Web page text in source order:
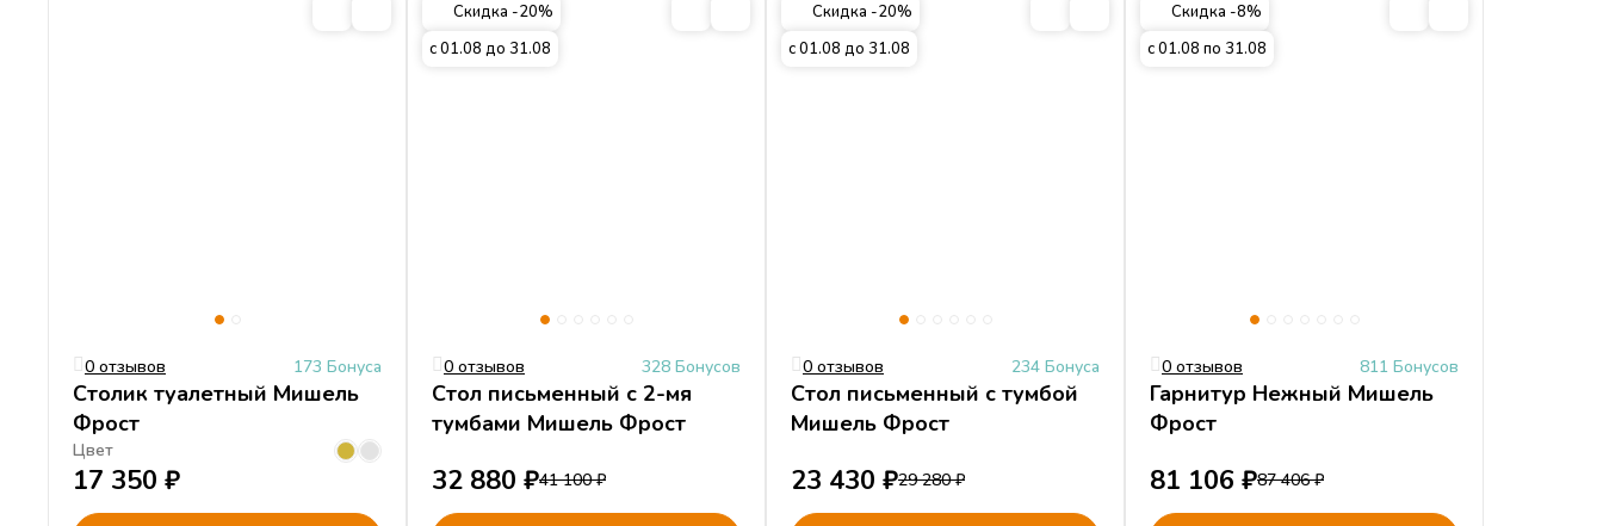
0 отзывов 173 Бонуса
Столик туалетный Мишель
Фрост
Цвет
17 350 ₽
Скидка -20%
с 01.08 до 31.08
0 отзывов 328 Бонусов
Стол письменный с 2-мя
тумбами Мишель Фрост
32 880 ₽41 100₽
Скидка -20%
с 01.08 до 31.08
0 отзывов 234 Бонуса
Стол письменный с тумбой
Мишель Фрост
23 430 ₽29 280₽
Скидка -8%
с 01.08 по 31.08
0 отзывов 811 Бонусов
Гарнитур Нежный Мишель
Фрост
81 106 ₽87 406₽